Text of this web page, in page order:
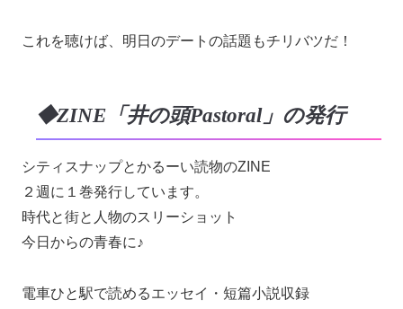
これを聴けば、明日のデートの話題もチリバツだ！
◆ZINE「井の頭Pastoral」の発行
シティスナップとかるーい読物のZINE
２週に１巻発行しています。
時代と街と人物のスリーショット
今日からの青春に♪
電車ひと駅で読めるエッセイ・短篇小説収録